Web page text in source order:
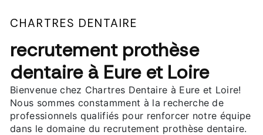
CHARTRES DENTAIRE
recrutement prothèse
dentaire à Eure et Loire
Bienvenue chez Chartres Dentaire à Eure et Loire!
Nous sommes constamment à la recherche de
professionnels qualifiés pour renforcer notre équipe
dans le domaine du recrutement prothèse dentaire.